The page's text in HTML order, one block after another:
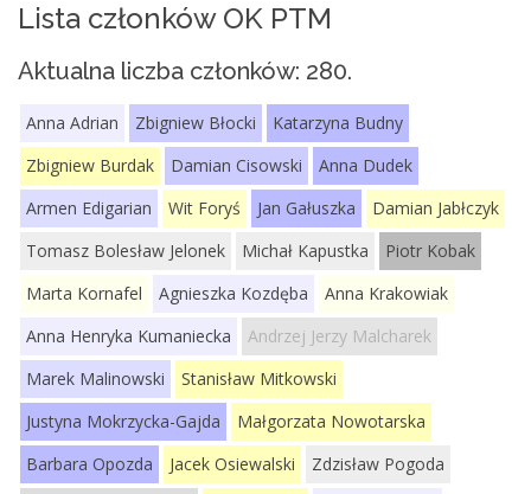
Lista członków OK PTM
Aktualna liczba członków: 280.
Anna Adrian Zbigniew Błocki
Katarzyna Budny
Zbigniew Burdak
Damian Cisowski
Anna Dudek
Armen Edigarian
Wit Foryś Jan Gałuszka
Damian Jabłczyk
Tomasz Bolesław Jelonek
Michał Kapustka
Piotr Kobak
Marta Kornafel
Maria Kosiorowska
Agnieszka Kozdęba
Anna Krakowiak
Anna Henryka Kumaniecka
Andrzej Jerzy Malcharek
Marek Malinowski
Stanisław Mitkowski
Justyna Mokrzycka-Gajda
Małgorzata Nowotarska
Barbara Opozda